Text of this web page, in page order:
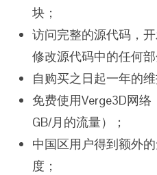
块；
访问完整的源代码，
修改源代码中的任何部
自购买之日起一年的
免费使用Verge3D网络
GB/月的流量）；
中国区用户得到额外
度；